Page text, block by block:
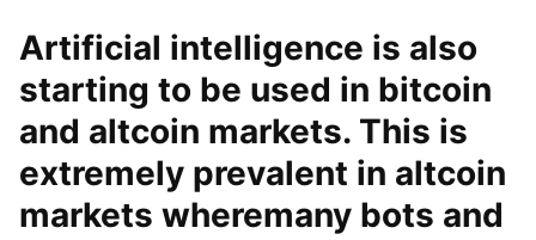
Artificial intelligence is also
starting to be used in bitcoin
and altcoin markets. This is
extremely prevalent in altcoin
markets wheremany bots and